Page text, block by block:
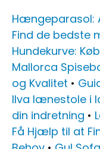
Hængeparasol:
Find de bedste
Hundekurve:
Mallorca
og Kvalitet •
Ilva lænestole i
din indretning •
Få Hjælp til at